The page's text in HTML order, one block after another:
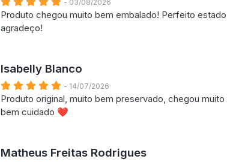
- 03/08/2026
Produto chegou muito bem embalado! Perfeito
agradeço!
Isabelly Blanco
- 14/07/2026
Produto original, muito bem preservado, chegou muito
bem cuidado ❤️
Matheus Freitas Rodrigues